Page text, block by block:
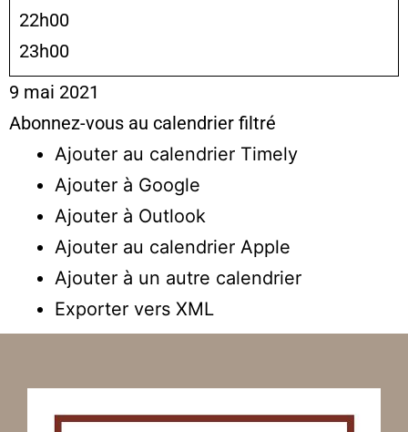
22h00
23h00
9 mai 2021
Abonnez-vous au calendrier filtré
Ajouter au calendrier Timely
Ajouter à Google
Ajouter à Outlook
Ajouter au calendrier Apple
Ajouter à un autre calendrier
Exporter vers XML